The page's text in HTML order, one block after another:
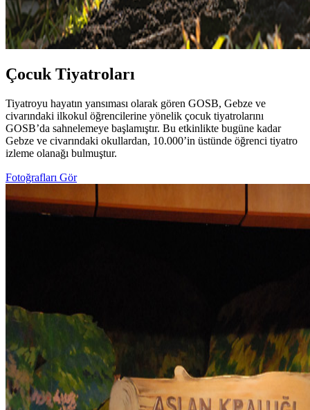
Çocuk Tiyatroları
Tiyatroyu hayatın yansıması olarak gören GOSB, Gebze ve
civarındaki ilkokul öğrencilerine yönelik çocuk tiyatrolarını
GOSB’da sahnelemeye başlamıştır. Bu etkinlikte bugüne kadar
Gebze ve civarındaki okullardan, 10.000’in üstünde öğrenci tiyatro
izleme olanağı bulmuştur.
Fotoğrafları Gör